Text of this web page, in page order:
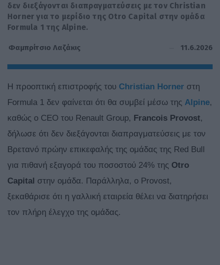
δεν διεξάγονται διαπραγματεύσεις με τον Christian
Horner για το μερίδιο της Otro Capital στην ομάδα
Formula 1 της Alpine.
Φαμπρίτσιο Λαζάκις 11.6.2026
Η προοπτική επιστροφής του Christian Horner στη
Formula 1 δεν φαίνεται ότι θα συμβεί μέσω της Alpine,
καθώς ο CEO του Renault Group, Francois Provost,
δήλωσε ότι δεν διεξάγονται διαπραγματεύσεις με τον
Βρετανό πρώην επικεφαλής της ομάδας της Red Bull
για πιθανή εξαγορά του ποσοστού 24% της Otro
Capital στην ομάδα. Παράλληλα, ο Provost,
ξεκαθάρισε ότι η γαλλική εταιρεία θέλει να διατηρήσει
τον πλήρη έλεγχο της ομάδας.